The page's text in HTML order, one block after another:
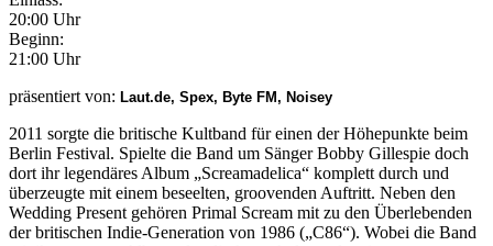
20:00 Uhr
Beginn:
21:00 Uhr
präsentiert von: Laut.de, Spex, Byte FM, Noisey
2011 sorgte die britische Kultband für einen der Höhepunkte beim
Berlin Festival. Spielte die Band um Sänger Bobby Gillespie doch
dort ihr legendäres Album „Screamadelica“ komplett durch und
überzeugte mit einem beseelten, groovenden Auftritt. Neben den
Wedding Present gehören Primal Scream mit zu den Überlebenden
der britischen Indie-Generation von 1986 („C86“). Wobei die Band